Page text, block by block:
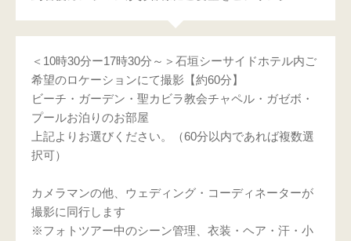
＜10時30分ー17時30分～＞石垣シーサイドホテル内ご
希望のロケーションにて撮影【約60分】
ビーチ・ガーデン・聖カビラ教会チャペル・ガゼボ・
プールお泊りのお部屋
上記よりお選びください。（60分以内であれば複数選
択可）
カメラマンの他、ウェディング・コーディネーターが
撮影に同行します
※フォトツアー中のシーン管理、衣装・ヘア・汗・小